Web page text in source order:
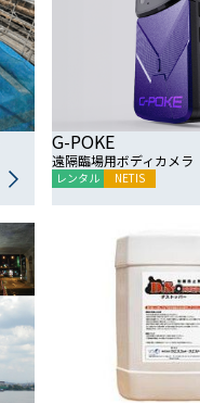
G-POKE
遠隔臨場用ボディカメラ
レンタル NETIS